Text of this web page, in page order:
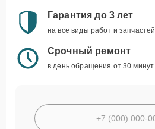
Гарантия до 3 лет
на все виды работ и запчастей
Срочный ремонт
в день обращения от 30 минут